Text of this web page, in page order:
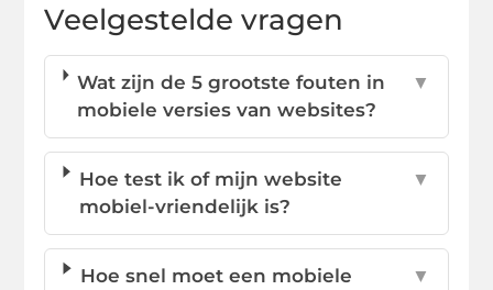
Veelgestelde vragen
Wat zijn de 5 grootste fouten in
mobiele versies van websites?
▼
Hoe test ik of mijn website
mobiel-vriendelijk is?
▼
Hoe snel moet een mobiele
▼